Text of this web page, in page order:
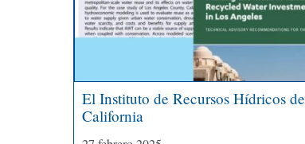
El Instituto de Recursos Hídricos de
California